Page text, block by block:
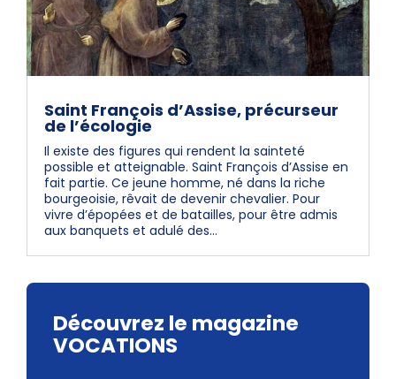
Saint François d’Assise, précurseur
de l’écologie
Il existe des figures qui rendent la sainteté
possible et atteignable. Saint François d’Assise en
fait partie. Ce jeune homme, né dans la riche
bourgeoisie, rêvait de devenir chevalier. Pour
vivre d’épopées et de batailles, pour être admis
aux banquets et adulé des...
Découvrez le magazine
VOCATIONS